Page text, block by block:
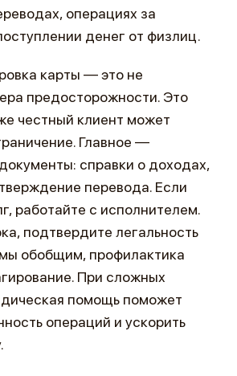
операциях за
денег от физлиц.
карты — это не
предосторожности. Это
честный клиент может
Главное —
справки о доходах,
перевода. Если
работайте с исполнителем.
подтвердите легальность
обобщим, профилактика
При сложных
помощь поможет
операций и ускорить